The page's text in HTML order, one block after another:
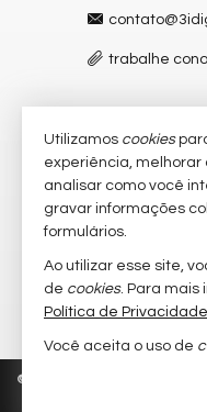
trabalhe
VEJA MAIS
receba
imóveis
mapa de
©
Utilizamos cookies
experiência, melhorar
analisar como você
gravar informações
formulários.
Ao utilizar esse site,
de cookies. Para mais
Política de Privacidade
Você aceita o uso de